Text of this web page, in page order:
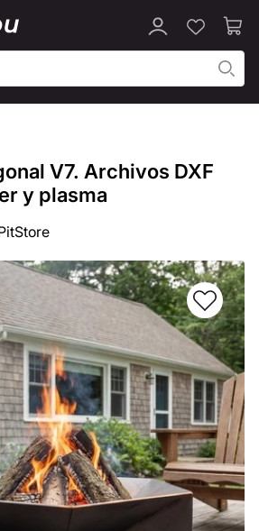
V7. Archivos DXF
y plasma